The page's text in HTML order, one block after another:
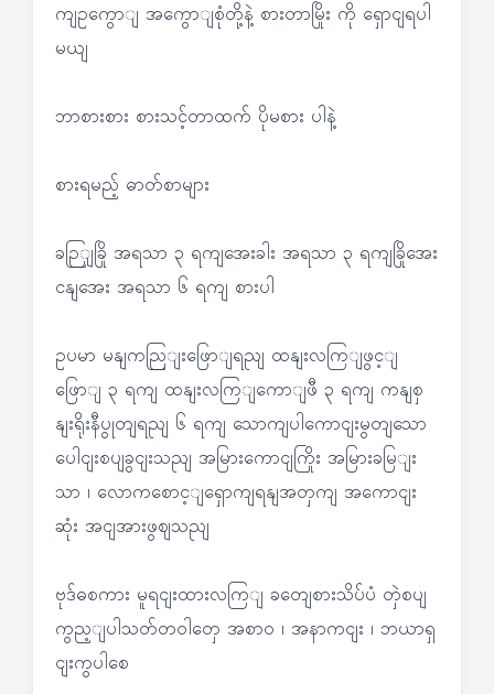
ကျဥကွောျ အကွောျစုံတို့နဲ့ စားတာမြိုး ကို ရှောငျရပါ
မယျ
ဘာစားစား စားသင့်တာထက် ပိုမစား ပါနဲ့
စားရမည့် ဓာတ်စာများ
ခဉြျခြို အရသာ ၃ ရကျအေးခါး အရသာ ၃ ရကျခြိုအေး
ငနျအေး အရသာ ၆ ရကျ စားပါ
ဥပမာ မနျကညြျးဖြောျရညျ ထနျးလကြျဖွင့ျ
ဖြောျ ၃ ရကျ ထနျးလကြျကောျဖီ ၃ ရကျ ကနျစှ
နျးရိုးနီပွုတျရညျ ၆ ရကျ သောကျပါကောငျးမွတျသော
ပေါငျးစပျခွငျးသညျ အမြားကောငျကြိုး အမြားခမြျး
သာ ၊ လောကစောင့ျရှောကျရနျအတှကျ အကောငျး
ဆုံး အငျအားဖွဈသညျ
ဗုဒ်ဓစကား မူရငျးထားလကြျ ခတျေစားသိပ်ပံ တှဲစပျ
ကွည့ျပါသတ်တဝါတှေ အစာဝ ၊ အနာကငျး ၊ ဘယာရှ
ငျးကွပါစေ